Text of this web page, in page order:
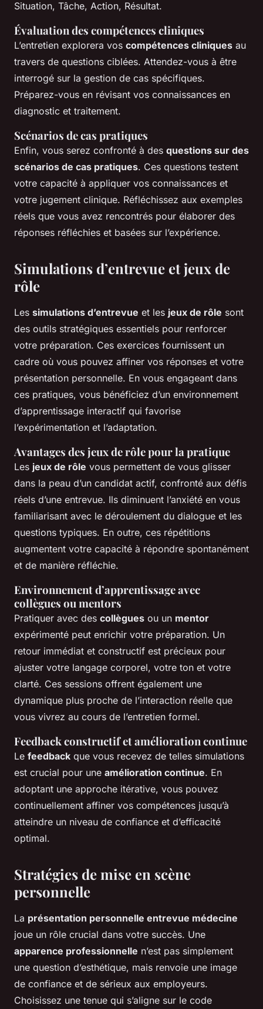
Situation, Tâche, Action, Résultat.
Évaluation des compétences cliniques
L’entretien explorera vos compétences cliniques au
travers de questions ciblées. Attendez-vous à être
interrogé sur la gestion de cas spécifiques.
Préparez-vous en révisant vos connaissances en
diagnostic et traitement.
Scénarios de cas pratiques
Enfin, vous serez confronté à des questions sur des
scénarios de cas pratiques. Ces questions testent
votre capacité à appliquer vos connaissances et
votre jugement clinique. Réfléchissez aux exemples
réels que vous avez rencontrés pour élaborer des
réponses réfléchies et basées sur l’expérience.
Simulations d’entrevue et jeux de
rôle
Les simulations d’entrevue et les jeux de rôle sont
des outils stratégiques essentiels pour renforcer
votre préparation. Ces exercices fournissent un
cadre où vous pouvez affiner vos réponses et votre
présentation personnelle. En vous engageant dans
ces pratiques, vous bénéficiez d’un environnement
d’apprentissage interactif qui favorise
l’expérimentation et l’adaptation.
Avantages des jeux de rôle pour la pratique
Les jeux de rôle vous permettent de vous glisser
dans la peau d’un candidat actif, confronté aux défis
réels d’une entrevue. Ils diminuent l’anxiété en vous
familiarisant avec le déroulement du dialogue et les
questions typiques. En outre, ces répétitions
augmentent votre capacité à répondre spontanément
et de manière réfléchie.
Environnement d’apprentissage avec
collègues ou mentors
Pratiquer avec des collègues ou un mentor
expérimenté peut enrichir votre préparation. Un
retour immédiat et constructif est précieux pour
ajuster votre langage corporel, votre ton et votre
clarté. Ces sessions offrent également une
dynamique plus proche de l’interaction réelle que
vous vivrez au cours de l’entretien formel.
Feedback constructif et amélioration continue
Le feedback que vous recevez de telles simulations
est crucial pour une amélioration continue. En
adoptant une approche itérative, vous pouvez
continuellement affiner vos compétences jusqu’à
atteindre un niveau de confiance et d’efficacité
optimal.
Stratégies de mise en scène
personnelle
La présentation personnelle entrevue médecine
joue un rôle crucial dans votre succès. Une
apparence professionnelle n’est pas simplement
une question d’esthétique, mais renvoie une image
de confiance et de sérieux aux employeurs.
Choisissez une tenue qui s’aligne sur le code